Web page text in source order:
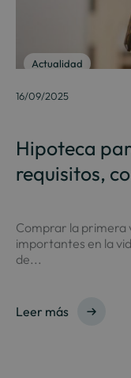
Actualidad
16/09/2025
Hipoteca
requisitos,
Comprar la primera
importantes en la
de...
Leer más